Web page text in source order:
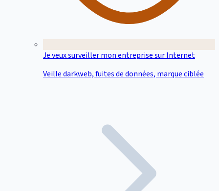
Je veux surveiller mon entreprise sur Internet
Veille darkweb, fuites de données, marque ciblée